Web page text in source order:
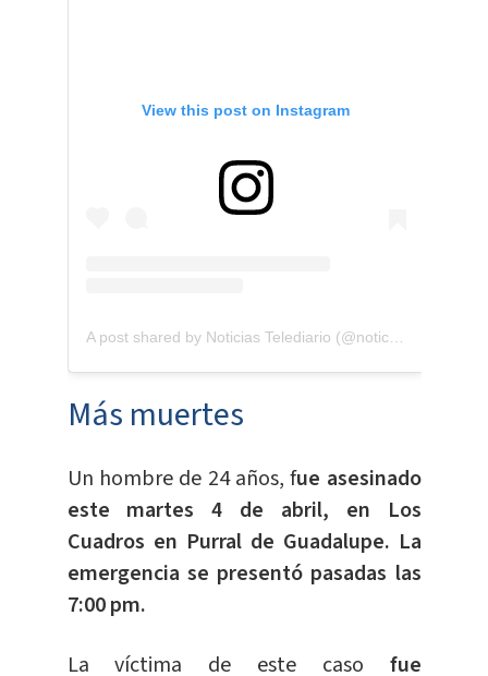
View this post on Instagram
A post shared by Noticias Telediario (@noticiastelediario)
Más muertes
Un hombre de 24 años, fue asesinado
este martes 4 de abril, en Los
Cuadros en Purral de Guadalupe. La
emergencia se presentó pasadas las
7:00 pm.
La víctima de este caso fue